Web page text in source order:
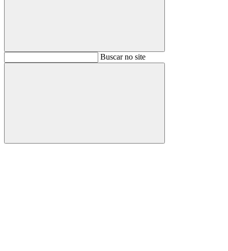
BuscarBuscar no site
Buscar